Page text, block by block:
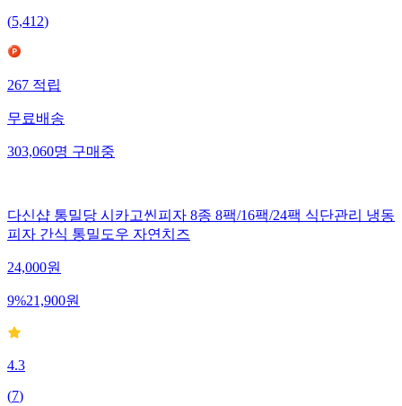
(5,412)
267 적립
무료배송
303,060명 구매중
다신샵 통밀당 시카고씬피자 8종 8팩/16팩/24팩 식단관리 냉동
피자 간식 통밀도우 자연치즈
24,000원
9%21,900원
4.3
(7)